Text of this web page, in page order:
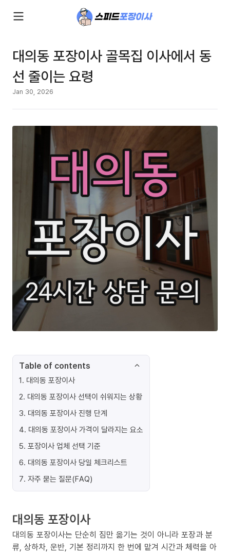
대의동 포장이사 골목집 이사에서 동
선 줄이는 요령
Jan 30, 2026
Table of contents
1. 대의동 포장이사
2. 대의동 포장이사 선택이 쉬워지는 상황
3. 대의동 포장이사 진행 단계
4. 대의동 포장이사 가격이 달라지는 요소
5. 포장이사 업체 선택 기준
6. 대의동 포장이사 당일 체크리스트
7. 자주 묻는 질문(FAQ)
대의동 포장이사
대의동 포장이사는 단순히 짐만 옮기는 것이 아니라 포장과 분
류, 상하차, 운반, 기본 정리까지 한 번에 맡겨 시간과 체력을 아